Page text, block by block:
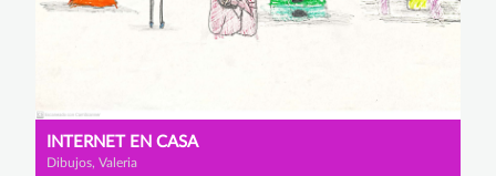
INTERNET EN CASA
Dibujos, Valeria